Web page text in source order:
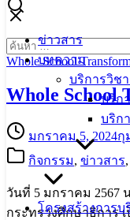
Skip
contentข่าวสาร
บทความ
บริการวิช
บริก
บริก
โครงสร้างการบ
Search
for:
Whole School
Whole School
มกราคม 5, 2024กุ
กิจกรรม, ข่าวสาร,
วันที่ 5 มกราคม 2567
กระทรวงศึกษาธิการ